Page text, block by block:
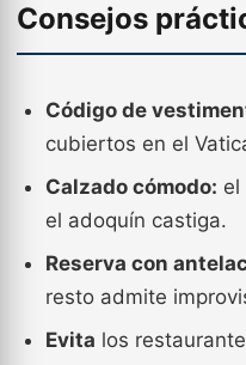
Consejos
Código de
cubiertos en el
Calzado cómodo: el
el adoquín castiga.
Reserva con
resto admite
Evita los